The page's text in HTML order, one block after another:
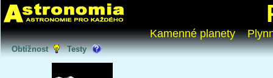
Kamenné planety
Obtížnost Testy